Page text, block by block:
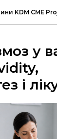
KDM CME
у
і